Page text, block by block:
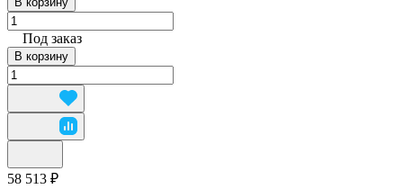
Под заказ
В корзину
58 513 ₽